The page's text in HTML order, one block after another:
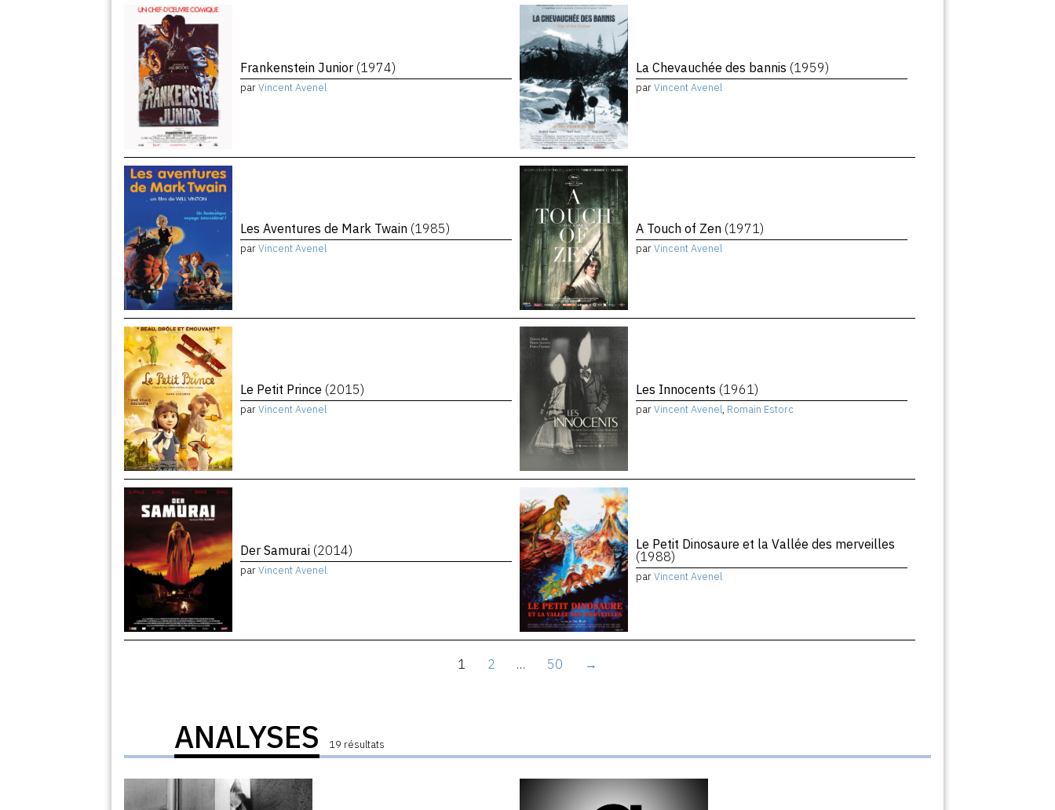
Frankenstein Junior (1974)
parVincent Avenel
La Chevauchée des bannis (1959)
parVincent Avenel
Les Aventures de Mark Twain (1985)
parVincent Avenel
A Touch of Zen (1971)
parVincent Avenel
Le Petit Prince (2015)
parVincent Avenel
Les Innocents (1961)
parVincent Avenel, Romain Estorc
Der Samurai (2014)
parVincent Avenel
Le Petit Dinosaure et la Vallée des merveilles
(1988)
parVincent Avenel
1 2 … 50 →
ANALYSES 19 résultats